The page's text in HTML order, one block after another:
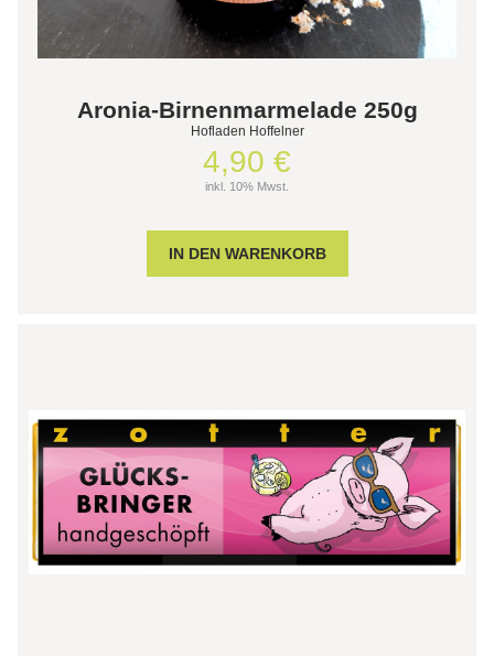
Aronia-Birnenmarmelade 250g
Hofladen Hoffelner
4,90 €
inkl. 10% Mwst.